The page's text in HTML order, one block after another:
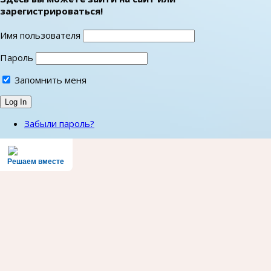
зарегистрироваться!
Имя пользователя
Пароль
Запомнить меня
Забыли пароль?
Решаем вместе